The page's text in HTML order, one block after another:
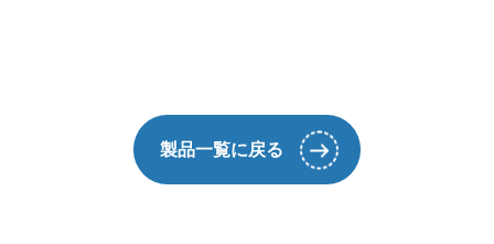
製品一覧に戻る